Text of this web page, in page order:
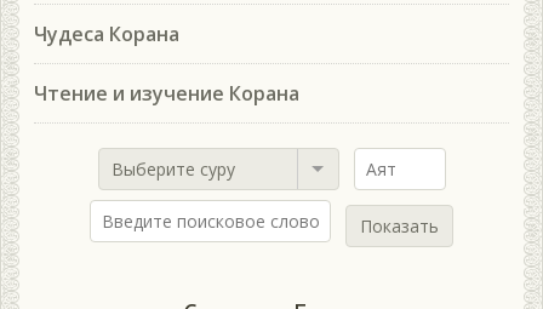
Чудеса Корана
Чтение и изучение Корана
Выберите суру
Показать